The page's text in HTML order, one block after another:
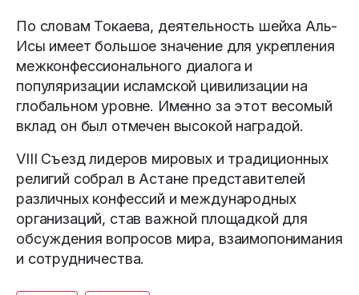
По словам Токаева, деятельность шейха Аль-
Исы имеет большое значение для укрепления
межконфессионального диалога и
популяризации исламской цивилизации на
глобальном уровне. Именно за этот весомый
вклад он был отмечен высокой наградой.
VIII Съезд лидеров мировых и традиционных
религий собрал в Астане представителей
различных конфессий и международных
организаций, став важной площадкой для
обсуждения вопросов мира, взаимопонимания
и сотрудничества.